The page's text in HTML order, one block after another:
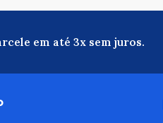
em até 3x sem juros.